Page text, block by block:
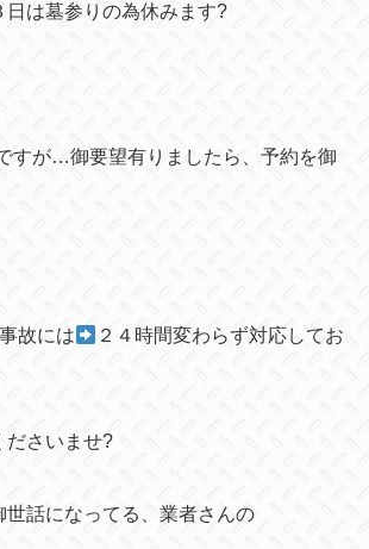
は墓参りの為休みます?
すが…御要望有りましたら、予約を御
故には
２４時間変わらず対応してお
ださいませ?
世話になってる、業者さんの